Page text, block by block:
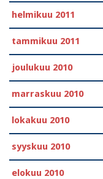
helmikuu 2011
tammikuu 2011
joulukuu 2010
marraskuu 2010
lokakuu 2010
syyskuu 2010
elokuu 2010